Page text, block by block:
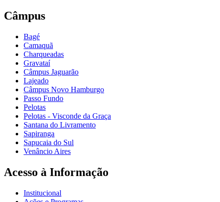
Câmpus
Bagé
Camaquã
Charqueadas
Gravataí
Câmpus Jaguarão
Lajeado
Câmpus Novo Hamburgo
Passo Fundo
Pelotas
Pelotas - Visconde da Graça
Santana do Livramento
Sapiranga
Sapucaia do Sul
Venâncio Aires
Acesso à Informação
Institucional